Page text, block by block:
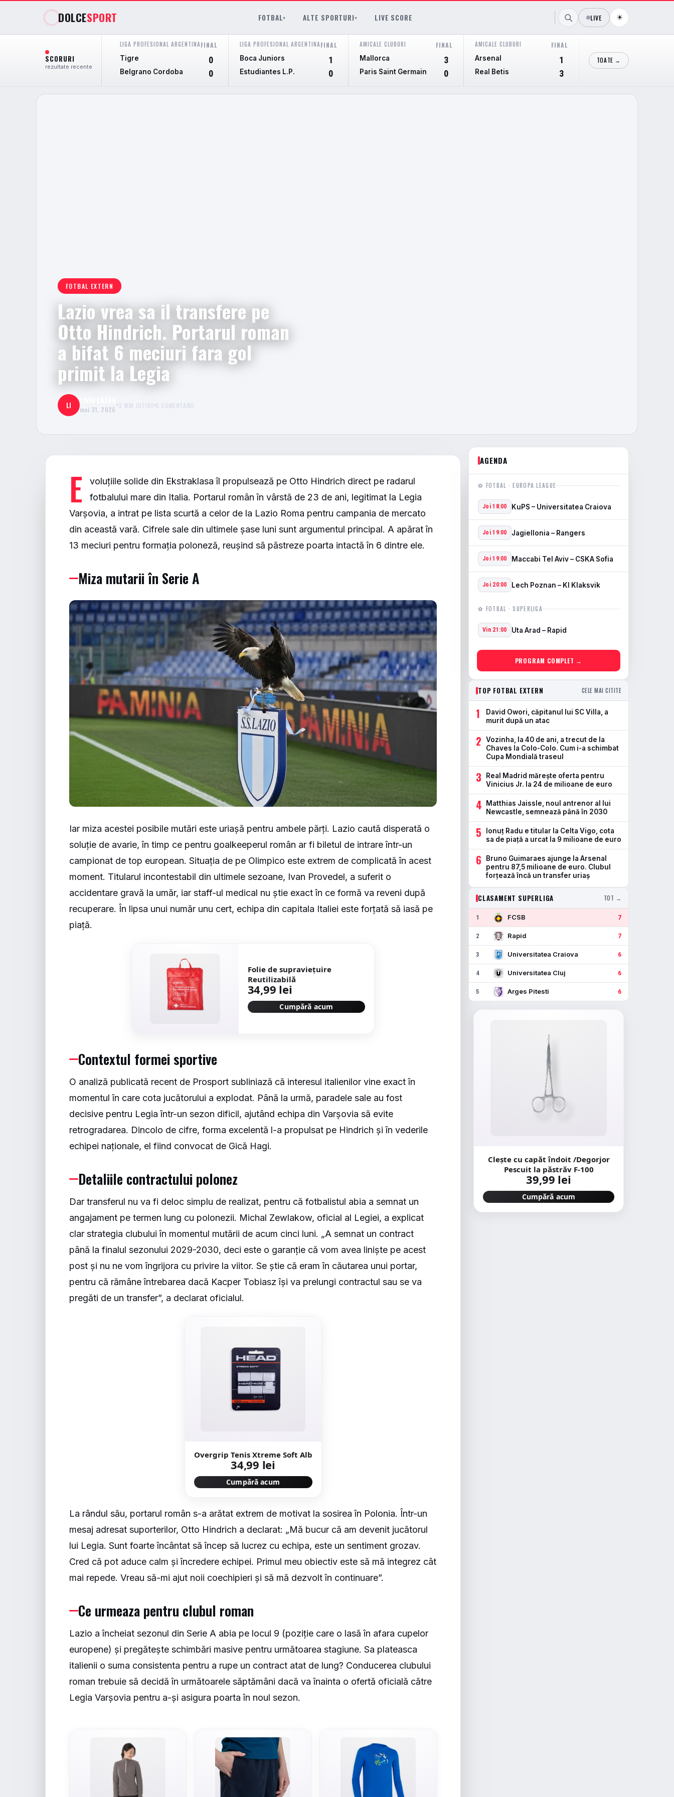
DOLCESPORT FOTBAL▾ ALTE SPORTURI▾ LIVE SCORE LIVE ☀
SCORURI
rezultate recente
LIGA PROFESIONAL ARGENTINAFINAL
Tigre 0
Belgrano Cordoba 0
LIGA PROFESIONAL ARGENTINAFINAL
Boca Juniors 1
Estudiantes L.P. 0
AMICALE CLUBURI FINAL
Mallorca 3
Paris Saint Germain 0
AMICALE CLUBURI FINAL
Arsenal 1
Real Betis 3
Cieza
TOATE →
FOTBAL EXTERN
Lazio vrea sa il transfere pe
Otto Hindrich. Portarul roman
a bifat 6 meciuri fara gol
primit la Legia
LI mai 31, 2026 3 MIN CITIRE 0 COMENTARII
E
voluțiile solide din Ekstraklasa îl propulsează pe Otto Hindrich direct pe radarul
fotbalului mare din Italia. Portarul român în vârstă de 23 de ani, legitimat la Legia
Varșovia, a intrat pe lista scurtă a celor de la Lazio Roma pentru campania de mercato
din această vară. Cifrele sale din ultimele șase luni sunt argumentul principal. A apărat în
13 meciuri pentru formația poloneză, reușind să păstreze poarta intactă în 6 dintre ele.
Miza mutarii în Serie A
Iar miza acestei posibile mutări este uriașă pentru ambele părți. Lazio caută disperată o
soluție de avarie, în timp ce pentru goalkeeperul român ar fi biletul de intrare într-un
campionat de top european. Situația de pe Olimpico este extrem de complicată în acest
moment. Titularul incontestabil din ultimele sezoane, Ivan Provedel, a suferit o
accidentare gravă la umăr, iar staff-ul medical nu știe exact în ce formă va reveni după
recuperare. În lipsa unui număr unu cert, echipa din capitala Italiei este forțată să iasă pe
piață.
Folie de supraviețuire
Reutilizabilă
34,99 lei
Cumpără acum
Contextul formei sportive
O analiză publicată recent de Prosport subliniază că interesul italienilor vine exact în
momentul în care cota jucătorului a explodat. Până la urmă, paradele sale au fost
decisive pentru Legia într-un sezon dificil, ajutând echipa din Varșovia să evite
retrogradarea. Dincolo de cifre, forma excelentă l-a propulsat pe Hindrich și în vederile
echipei naționale, el fiind convocat de Gică Hagi.
Detaliile contractului polonez
Dar transferul nu va fi deloc simplu de realizat, pentru că fotbalistul abia a semnat un
angajament pe termen lung cu polonezii. Michal Zewlakow, oficial al Legiei, a explicat
clar strategia clubului în momentul mutării de acum cinci luni. „A semnat un contract
până la finalul sezonului 2029-2030, deci este o garanție că vom avea liniște pe acest
post și nu ne vom îngrijora cu privire la viitor. Se știe că eram în căutarea unui portar,
pentru că rămâne întrebarea dacă Kacper Tobiasz își va prelungi contractul sau se va
pregăti de un transfer”, a declarat oficialul.
Overgrip Tenis Xtreme Soft Alb
34,99 lei
Cumpără acum
La rândul său, portarul român s-a arătat extrem de motivat la sosirea în Polonia. Într-un
mesaj adresat suporterilor, Otto Hindrich a declarat: „Mă bucur că am devenit jucătorul
lui Legia. Sunt foarte încântat să încep să lucrez cu echipa, este un sentiment grozav.
Cred că pot aduce calm și încredere echipei. Primul meu obiectiv este să mă integrez cât
mai repede. Vreau să-mi ajut noii coechipieri și să mă dezvolt în continuare”.
Ce urmeaza pentru clubul roman
Lazio a încheiat sezonul din Serie A abia pe locul 9 (poziție care o lasă în afara cupelor
europene) și pregătește schimbări masive pentru următoarea stagiune. Sa plateasca
italienii o suma consistenta pentru a rupe un contract atat de lung? Conducerea clubului
roman trebuie să decidă în următoarele săptămâni dacă va înainta o ofertă oficială către
Legia Varșovia pentru a-și asigura poarta în noul sezon.
AGENDA
⚽ FOTBAL · EUROPA LEAGUE
Joi 18:00 KuPS – Universitatea Craiova
Joi 19:00 Jagiellonia – Rangers
Joi 19:00 Maccabi Tel Aviv – CSKA Sofia
Joi 20:00 Lech Poznan – KI Klaksvik
⚽ FOTBAL · SUPERLIGA
Vin 21:00 Uta Arad – Rapid
PROGRAM COMPLET →
TOP FOTBAL EXTERN CELE MAI CITITE
1
David Owori, căpitanul lui SC Villa, a
murit după un atac
2
Vozinha, la 40 de ani, a trecut de la
Chaves la Colo-Colo. Cum i-a schimbat
Cupa Mondială traseul
3
Real Madrid mărește oferta pentru
Vinicius Jr. la 24 de milioane de euro
4
Matthias Jaissle, noul antrenor al lui
Newcastle, semnează până în 2030
5
Ionuț Radu e titular la Celta Vigo, cota
sa de piață a urcat la 9 milioane de euro
6
Bruno Guimaraes ajunge la Arsenal
pentru 87,5 milioane de euro. Clubul
forțează încă un transfer uriaș
CLASAMENT SUPERLIGA TOT →
1 FCSB 7
2 Rapid 7
3 Universitatea Craiova 6
4 Universitatea Cluj 6
5 Arges Pitesti 6
Clește cu capăt îndoit /Degorjor
Pescuit la păstrăv F-100
39,99 lei
Cumpără acum